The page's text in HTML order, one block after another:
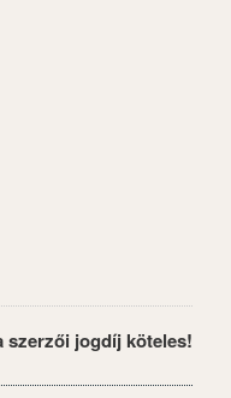
szerzői jogdíj köteles!